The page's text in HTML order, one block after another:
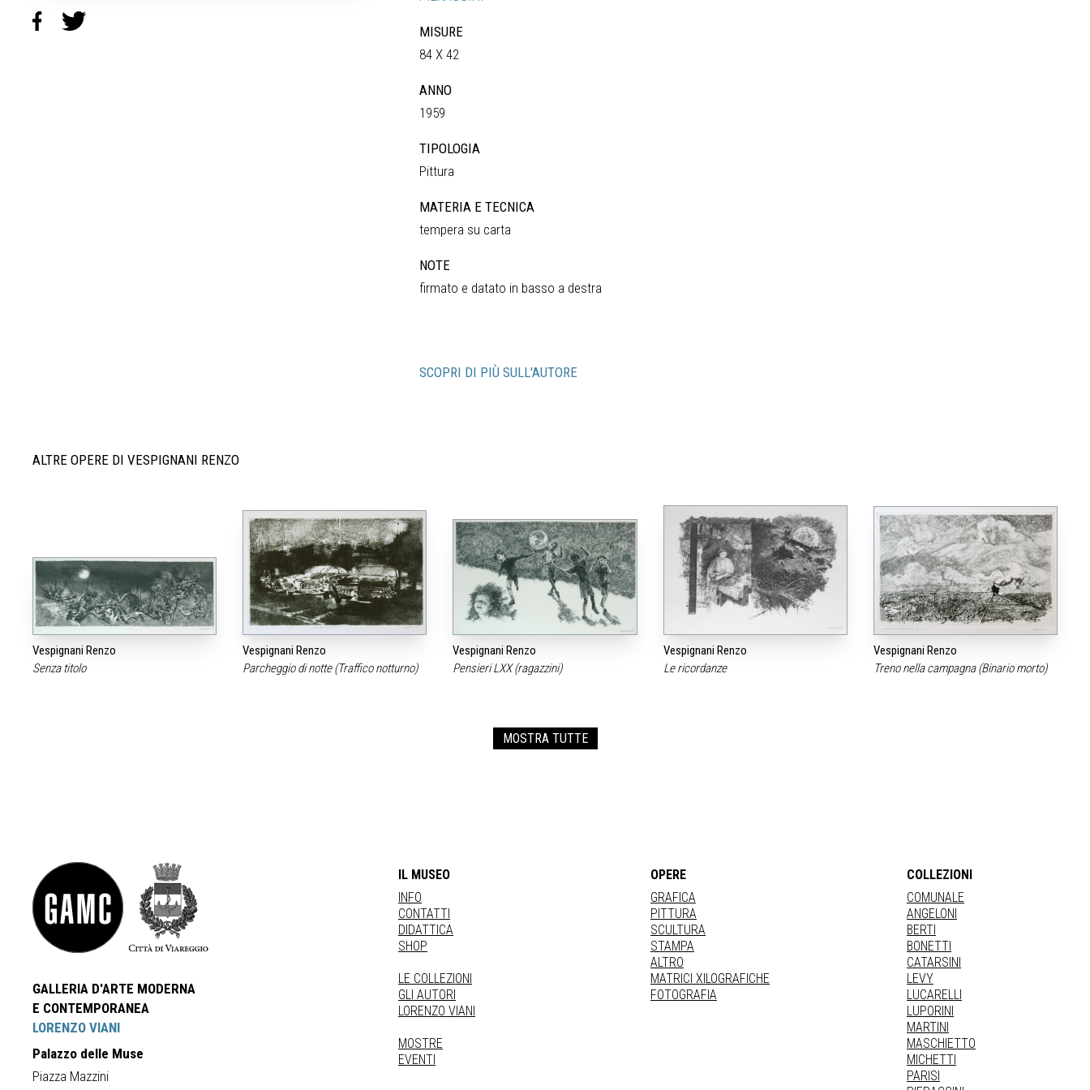
MISURE
84 X 42
ANNO
1959
TIPOLOGIA
Pittura
MATERIA E TECNICA
tempera su carta
NOTE
firmato e datato in basso a destra
SCOPRI DI PIÙ SULL'AUTORE
ALTRE OPERE DI VESPIGNANI RENZO
Vespignani Renzo
Senza titolo
Vespignani Renzo
Parcheggio di notte (Traffico notturno)
Vespignani Renzo
Pensieri LXX (ragazzini)
Vespignani Renzo
Le ricordanze
Vespignani Renzo
Treno nella campagna (Binario morto)
MOSTRA TUTTE
GALLERIA D'ARTE MODERNA
E CONTEMPORANEA
LORENZO VIANI
Palazzo delle Muse
Piazza Mazzini
IL MUSEO
INFO
CONTATTI
DIDATTICA
SHOP
LE COLLEZIONI
GLI AUTORI
LORENZO VIANI
MOSTRE
EVENTI
OPERE
GRAFICA
PITTURA
SCULTURA
STAMPA
ALTRO
MATRICI XILOGRAFICHE
FOTOGRAFIA
COLLEZIONI
COMUNALE
ANGELONI
BERTI
BONETTI
CATARSINI
LEVY
LUCARELLI
LUPORINI
MARTINI
MASCHIETTO
MICHETTI
PARISI